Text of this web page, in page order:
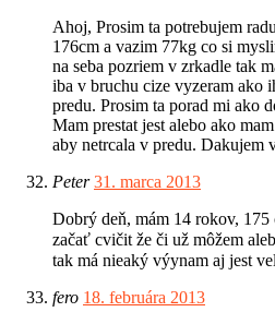
Ahoj, Prosim ta potrebujem
176cm a vazim 77kg co si
na seba pozriem v zrkadle tak
iba v bruchu cize vyzeram ako
predu. Prosim ta porad mi ako
Mam prestat jest alebo ako
aby netrcala v predu. Dakujem
Peter 31. marca 2013
Dobrý deň, mám 14 rokov,
začať cvičit že či už môžem
tak má nieaký výynam aj jest
fero 18. februára 2013